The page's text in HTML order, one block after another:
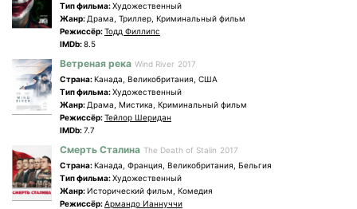
Tип фильма:Художественный
Жанр: Драма, Триллер, Криминальный фильм
Режиссёр:Тодд Филлипс
IMDb:8.5
Ветреная река Wind River 2017
Страна:Канада, Великобритания, США
Tип фильма:Художественный
Жанр: Драма, Мистика, Криминальный фильм
Режиссёр:Тейлор Шеридан
IMDb:7.7
Смерть Сталина The Death of Stalin 2017
Страна:Канада, Франция, Великобритания, Бельгия
Tип фильма:Художественный
Жанр:Исторический фильм, Комедия
Режиссёр:Армандо Ианнуччи